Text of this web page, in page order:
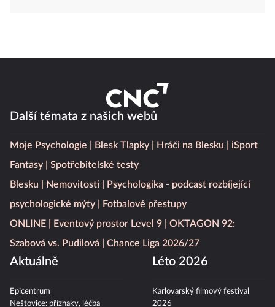
Další témata z našich webů
Moje Psychologie Blesk Tlapky Hráči na Blesku
iSport
Fantasy
Spotřebitelské testy
Blesku
Nemovitosti
Psychologika - podcast rozbíjející
psychologické mýty
Fotbalové přestupy
ONLINE
Eventový prostor Level 9
OKTAGON 92:
Szabová vs. Pudilová
Chance Liga 2026/27
Aktuálně
Epicentrum
Neštovice: příznaky, léčba
Léto 2026
Karlovarský filmový festival
2026